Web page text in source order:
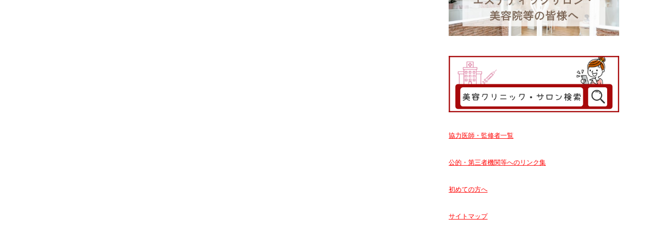
協力医師・監修者一覧
公的・第三者機関等へのリンク集
初めての方へ
サイトマップ